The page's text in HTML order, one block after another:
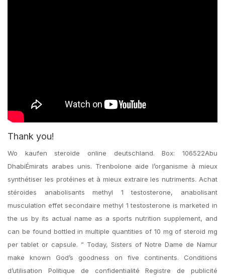
Thank you!
Wo kaufen steroide online deutschland. Box: 106522Abu
DhabiÉmirats arabes unis. Trenbolone aide l’organisme à mieux
synthétiser les protéines et à mieux extraire les nutriments. Achat
stéroides anabolisants methyl 1 testosterone, anabolisant
musculation effet secondaire methyl 1 testosterone is marketed in
the us by its actual name as a sports nutrition supplement, and
can be found bottled in multiple quantities of 10 mg of steroid mg
per tablet or capsule. ” Today, Sisters of Notre Dame de Namur
make known God’s goodness on five continents. Conditions
d’utilisation Politique de confidentialité Registre de publicité